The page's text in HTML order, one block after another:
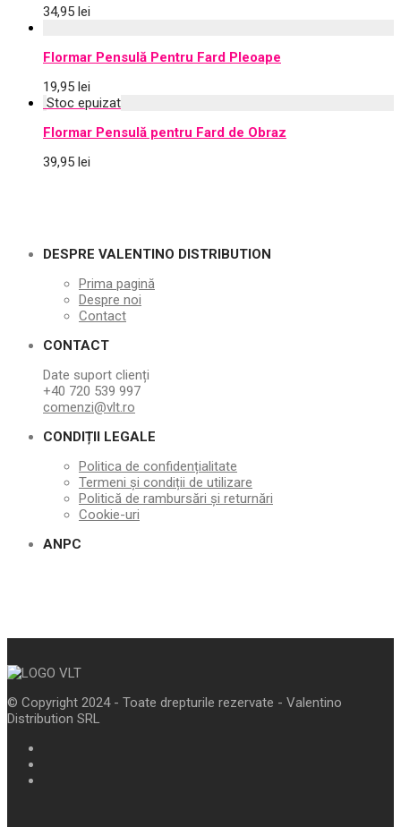
34,95 lei
Flormar Pensulă Pentru Fard Pleoape
19,95 lei
Flormar Pensulă pentru Fard de Obraz
39,95 lei
DESPRE VALENTINO DISTRIBUTION
Prima pagină
Despre noi
Contact
CONTACT
Date suport clienți
+40 720 539 997
comenzi@vlt.ro
CONDIȚII LEGALE
Politica de confidențialitate
Termeni și condiții de utilizare
Politică de rambursări și returnări
Cookie-uri
ANPC
© Copyright 2024 - Toate drepturile rezervate - Valentino
Distribution SRL